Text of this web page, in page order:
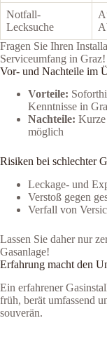
Notfall-
Lecksuche
Fragen Sie Ihren
Serviceumfang in Graz!
Vor- und Nachteile im
Vorteile:
Kenntnisse in
Nachteile: Kurze
möglich
Risiken bei schlechter
Leckage- und
Verstoß gegen
Verfall von
Lassen Sie daher nur
Gasanlage!
Erfahrung macht den
Ein erfahrener
früh, berät umfassend
souverän.